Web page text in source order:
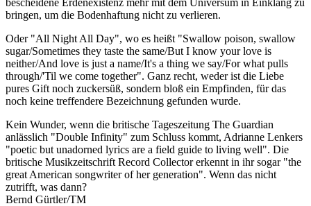
bescheidene Erdenexistenz mehr mit dem Universum in Einklang zu
bringen, um die Bodenhaftung nicht zu verlieren.
Oder "All Night All Day", wo es heißt "Swallow poison, swallow
sugar/Sometimes they taste the same/But I know your love is
neither/And love is just a name/It's a thing we say/For what pulls
through/'Til we come together". Ganz recht, weder ist die Liebe
pures Gift noch zuckersüß, sondern bloß ein Empfinden, für das
noch keine treffendere Bezeichnung gefunden wurde.
Kein Wunder, wenn die britische Tageszeitung The Guardian
anlässlich "Double Infinity" zum Schluss kommt, Adrianne Lenkers
"poetic but unadorned lyrics are a field guide to living well". Die
britische Musikzeitschrift Record Collector erkennt in ihr sogar "the
great American songwriter of her generation". Wenn das nicht
zutrifft, was dann?
Bernd Gürtler/TM